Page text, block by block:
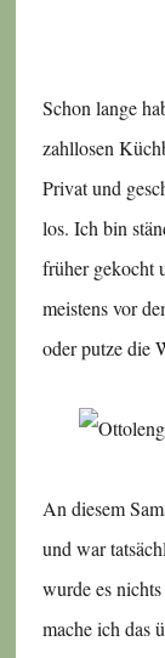
Schon lange habe ich nichts mehr in einem meiner
zahllosen
Privat und
los. Ich bin
früher gekocht
meistens vor
oder putze die
An diesem
und war
wurde es
mache ich das